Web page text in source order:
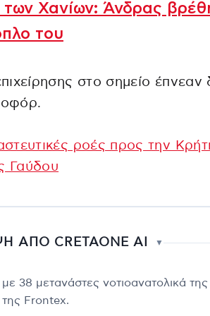
Χανίων: Άνδρας
του
στο σημείο έπνεαν
ροές προς την
Γαύδου
ΑΠΟ CRETAONE AI ▼
38 μετανάστες νοτιοανατολικά της
Frontex.